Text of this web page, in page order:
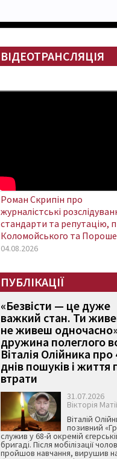
ВІДЕОТРАНСЛЯЦІЯ
Роман Скрипін про
журналістські
стандарти та репутацію,
Коломойського та
04.08.2026
ПУБЛІКАЦІЇ
«Безвісти — це дуже
важкий стан. Ти
не живеш
дружина полеглого
Віталія Олійника про
днів пошуків і життя
втрати
31.07.2026
Вікторія
Віталій
позивний
служив у 68-й окремій
бригаді. Після мобілізації
пройшов навчання, вирушив